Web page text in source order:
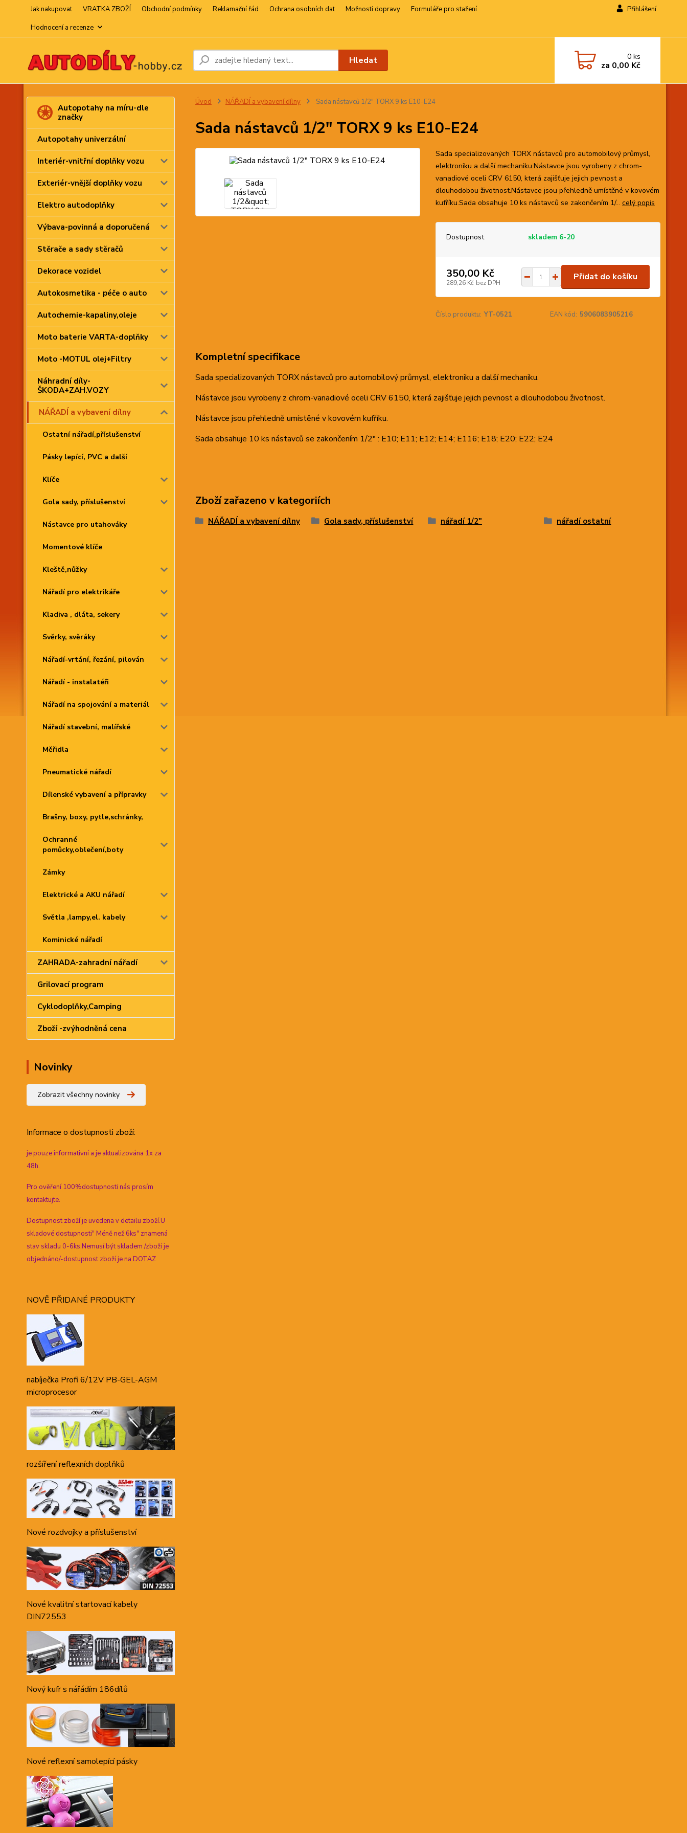
Jak nakupovat VRATKA ZBOŽÍ Obchodní podmínky Reklamační řád Ochrana osobních dat Možnosti dopravy
Formuláře pro stažení
Hodnocení a recenze
Přihlášení
Hledat 0ks
za 0,00 Kč
Autopotahy na míru-dle
značky
Autopotahy univerzální
Interiér-vnitřní doplňky vozu
Exteriér-vnější doplňky vozu
Elektro autodoplňky
Výbava-povinná a doporučená
Stěrače a sady stěračů
Dekorace vozidel
Autokosmetika - péče o auto
Autochemie-kapaliny,oleje
Moto baterie VARTA-doplňky
Moto -MOTUL olej+Filtry
Náhradní díly-
ŠKODA+ZAH.VOZY
NÁŘADÍ a vybavení dílny
Ostatní nářadí,příslušenství
Pásky lepící, PVC a další
Klíče
Gola sady, příslušenství
Nástavce pro utahováky
Momentové klíče
Kleště,nůžky
Nářadí pro elektrikáře
Kladiva , dláta, sekery
Svěrky, svěráky
Nářadí-vrtání, řezání, pilován
Nářadí - instalatéři
Nářadí na spojování a materiál
Nářadí stavební, malířské
Měřidla
Pneumatické nářadí
Dílenské vybavení a přípravky
Brašny, boxy, pytle,schránky,
Ochranné
pomůcky,oblečení,boty
Zámky
Elektrické a AKU nářadí
Světla ,lampy,el. kabely
Kominické nářadí
ZAHRADA-zahradní nářadí
Grilovací program
Cyklodoplňky,Camping
Zboží -zvýhodněná cena
Novinky
Zobrazit všechny novinky
Informace o dostupnosti zboží:
je pouze informativní a je aktualizována 1x za
48h.
Pro ověření 100%dostupnosti nás prosím
kontaktujte.
Dostupnost zboží je uvedena v detailu zboží.U
skladové dostupnosti" Méně než 6ks" znamená
stav skladu 0-6ks.Nemusí být skladem /zboží je
objednáno/-dostupnost zboží je na DOTAZ
NOVĚ PŘIDANÉ PRODUKTY
nabíječka Profi 6/12V PB-GEL-AGM
microprocesor
rozšíření reflexních doplňků
Nové rozdvojky a příslušenství
Nové kvalitní startovací kabely
DIN72553
Nový kufr s nářádím 186dílů
Nové reflexní samolepící pásky
Úvod NÁŘADÍ a vybavení dílny Sada nástavců 1/2" TORX 9 ks E10-E24
Sada nástavců 1/2" TORX 9 ks E10-E24
Sada specializovaných TORX nástavců pro automobilový průmysl,
elektroniku a další mechaniku.Nástavce jsou vyrobeny z chrom-
vanadiové oceli CRV 6150, která zajišťuje jejich pevnost a
dlouhodobou životnost.Nástavce jsou přehledně umístěné v kovovém
kufříku.Sada obsahuje 10 ks nástavců se zakončením 1/... celý popis
Dostupnost skladem 6-20
350,00 Kč
289,26 Kč bez DPH
Přidat do košíku
Číslo produktu: YT-0521 EAN kód: 5906083905216
Kompletní specifikace
Sada specializovaných TORX nástavců pro automobilový průmysl, elektroniku a další mechaniku.
Nástavce jsou vyrobeny z chrom-vanadiové oceli CRV 6150, která zajišťuje jejich pevnost a dlouhodobou životnost.
Nástavce jsou přehledně umístěné v kovovém kufříku.
Sada obsahuje 10 ks nástavců se zakončením 1/2" : E10; E11; E12; E14; E116; E18; E20; E22; E24
Zboží zařazeno v kategoriích
NÁŘADÍ a vybavení dílny Gola sady, příslušenství nářadí 1/2" nářadí ostatní